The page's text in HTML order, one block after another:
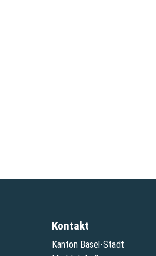
Kontakt
Kanton Basel-Stadt